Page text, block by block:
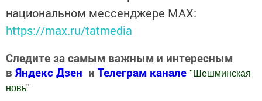
национальном мессенджере MАХ:
https://max.ru/tatmedia
Следите за самым важным и интересным
в Яндекс Дзен и Телеграм канале " Шешминская
новь"